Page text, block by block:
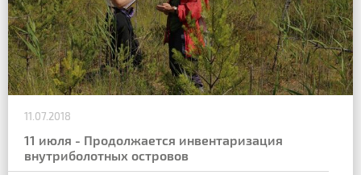
11.07.2018
11 июля - Продолжается инвентаризация
внутриболотных островов